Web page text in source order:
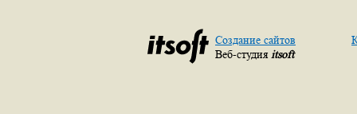
Создание сайтов
Веб-студия itsoft